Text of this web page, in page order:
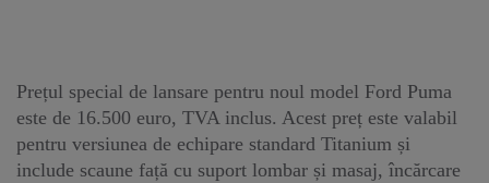
Prețul special de lansare pentru noul model Ford Puma
este de 16.500 euro, TVA inclus. Acest preț este valabil
pentru versiunea de echipare standard Titanium și
include scaune față cu suport lombar și masaj, încărcare